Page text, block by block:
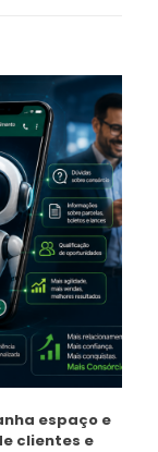
espaço e
clientes e